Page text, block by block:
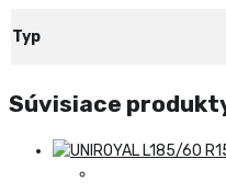
Typ
Súvisiace